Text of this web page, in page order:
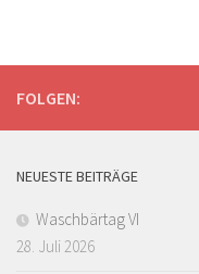
FOLGEN:
NEUESTE BEITRÄGE
Waschbärtag VI
28. Juli 2026